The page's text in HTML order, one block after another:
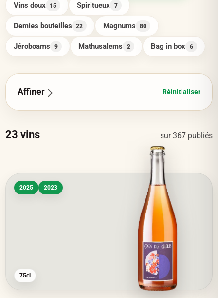
Vins doux 15 Spiritueux 7
Demies bouteilles 22 Magnums 80
Jéroboams 9 Mathusalems 2 Bag in box 6
Affiner Réinitialiser
23 vins sur367 publiés
2025 2023
75cl